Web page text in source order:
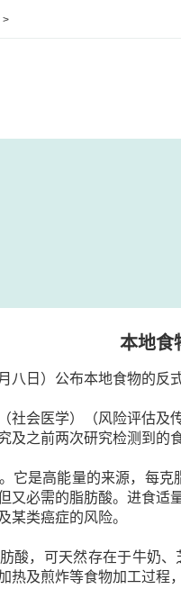
>
本地食
八日）公布本地食物的反
社会医学）（风险评估及
及之前两次研究检测到的
它是高能量的来源，每
又必需的脂肪酸。进食适
某类癌症的风险。
酸，可天然存在于牛奶
热及煎炸等食物加工过程